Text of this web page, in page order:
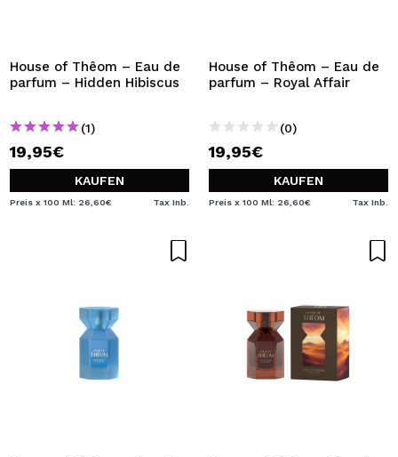
House of Thêom – Eau de
parfum – Hidden Hibiscus
(1)
19,95€
KAUFEN
Preis x 100 Ml: 26,60€ Tax Inb.
House of Thêom – Eau de
parfum – Royal Affair
(0)
19,95€
KAUFEN
Preis x 100 Ml: 26,60€ Tax Inb.